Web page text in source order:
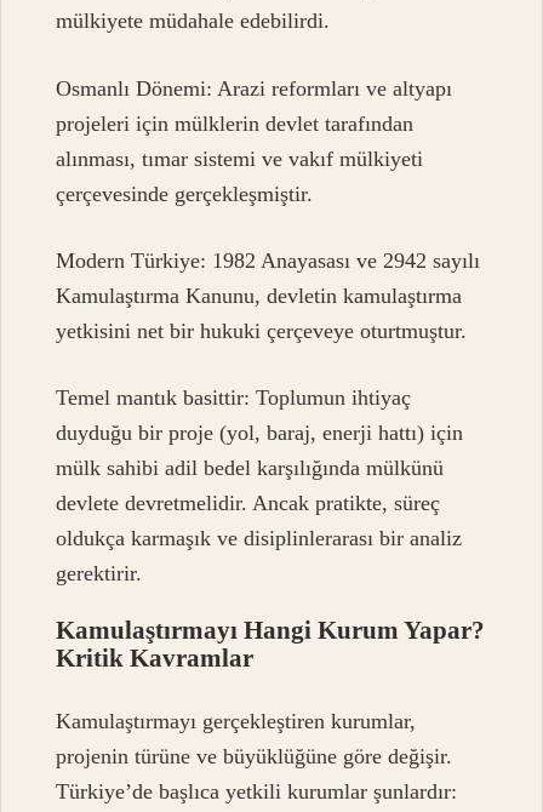
mülkiyete müdahale edebilirdi.
Osmanlı Dönemi: Arazi reformları ve altyapı
projeleri için mülklerin devlet tarafından
alınması, tımar sistemi ve vakıf mülkiyeti
çerçevesinde gerçekleşmiştir.
Modern Türkiye: 1982 Anayasası ve 2942 sayılı
Kamulaştırma Kanunu, devletin kamulaştırma
yetkisini net bir hukuki çerçeveye oturtmuştur.
Temel mantık basittir: Toplumun ihtiyaç
duyduğu bir proje (yol, baraj, enerji hattı) için
mülk sahibi adil bedel karşılığında mülkünü
devlete devretmelidir. Ancak pratikte, süreç
oldukça karmaşık ve disiplinlerarası bir analiz
gerektirir.
Kamulaştırmayı Hangi Kurum Yapar?
Kritik Kavramlar
Kamulaştırmayı gerçekleştiren kurumlar,
projenin türüne ve büyüklüğüne göre değişir.
Türkiye’de başlıca yetkili kurumlar şunlardır: